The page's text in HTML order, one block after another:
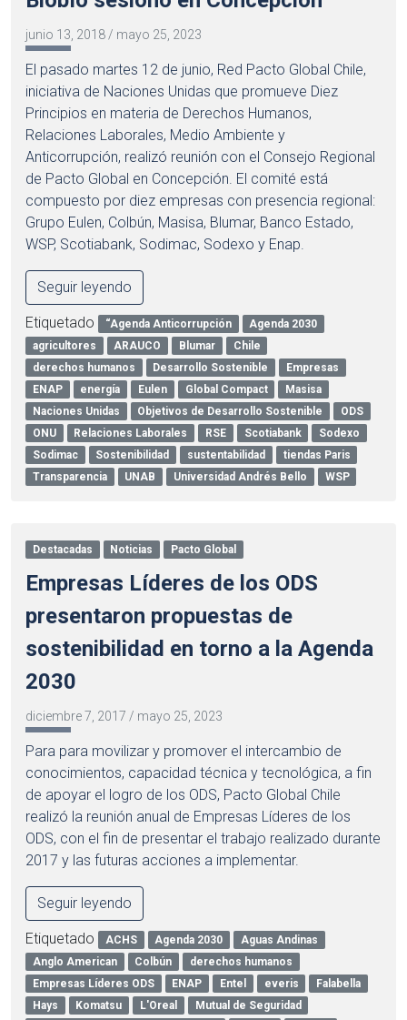
junio 13, 2018 / mayo 25, 2023
El pasado martes 12 de junio, Red Pacto Global Chile,
iniciativa de Naciones Unidas que promueve Diez
Principios en materia de Derechos Humanos,
Relaciones Laborales, Medio Ambiente y
Anticorrupción, realizó reunión con el Consejo Regional
de Pacto Global en Concepción. El comité está
compuesto por diez empresas con presencia regional:
Grupo Eulen, Colbún, Masisa, Blumar, Banco Estado,
WSP, Scotiabank, Sodimac, Sodexo y Enap.
Seguir leyendo
Etiquetado “Agenda Anticorrupción
Agenda 2030
agricultores
ARAUCO Blumar
Chile
derechos humanos
Desarrollo Sostenible
Empresas
ENAP
energía Eulen Global Compact
Masisa
Naciones Unidas
Objetivos de Desarrollo Sostenible
ODS
ONU
Relaciones Laborales RSE Scotiabank
Sodexo
Sodimac
Sostenibilidad sustentabilidad
tiendas Paris
Transparencia
UNAB Universidad Andrés Bello WSP
Destacadas Noticias Pacto Global
Empresas Líderes de los ODS
presentaron propuestas de
sostenibilidad en torno a la Agenda
2030
diciembre 7, 2017 / mayo 25, 2023
Para para movilizar y promover el intercambio de
conocimientos, capacidad técnica y tecnológica, a fin
de apoyar el logro de los ODS, Pacto Global Chile
realizó la reunión anual de Empresas Líderes de los
ODS, con el fin de presentar el trabajo realizado durante
2017 y las futuras acciones a implementar.
Seguir leyendo
Etiquetado ACHS Agenda 2030
Aguas Andinas
Anglo American
Colbún
derechos humanos
Empresas Líderes ODS
ENAP Entel everis
Falabella
Hays
Komatsu L'Oreal
Mutual de Seguridad